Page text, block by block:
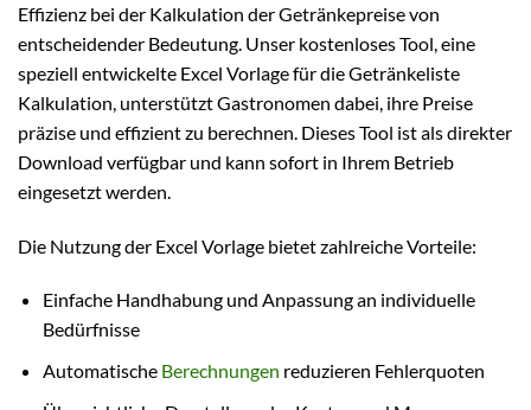
Effizienz bei der Kalkulation der Getränkepreise von
entscheidender Bedeutung. Unser kostenloses Tool, eine
speziell entwickelte Excel Vorlage für die Getränkeliste
Kalkulation, unterstützt Gastronomen dabei, ihre Preise
präzise und effizient zu berechnen. Dieses Tool ist als direkter
Download verfügbar und kann sofort in Ihrem Betrieb
eingesetzt werden.
Die Nutzung der Excel Vorlage bietet zahlreiche Vorteile:
Einfache Handhabung und Anpassung an individuelle
Bedürfnisse
Automatische Berechnungen reduzieren Fehlerquoten